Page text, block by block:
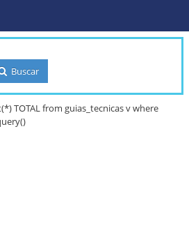
Buscar
TOTAL from guias_tecnicas v where